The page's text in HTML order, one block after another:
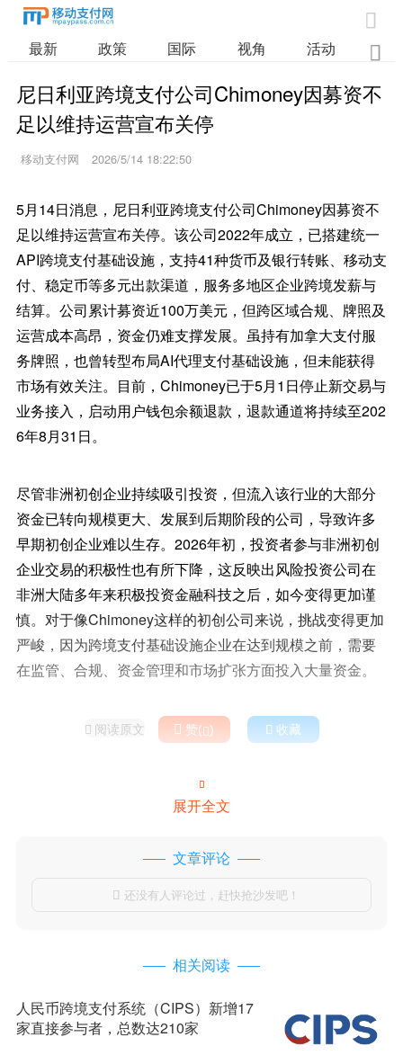

最新 政策 国际 视角 活动 业

尼日利亚跨境支付公司Chimoney因募资不
足以维持运营宣布关停
移动支付网 2026/5/14 18:22:50
5月14日消息，尼日利亚跨境支付公司Chimoney因募资不
足以维持运营宣布关停。该公司2022年成立，已搭建统一
API跨境支付基础设施，支持41种货币及银行转账、移动支
付、稳定币等多元出款渠道，服务多地区企业跨境发薪与
结算。公司累计募资近100万美元，但跨区域合规、牌照及
运营成本高昂，资金仍难支撑发展。虽持有加拿大支付服
务牌照，也曾转型布局AI代理支付基础设施，但未能获得
市场有效关注。目前，Chimoney已于5月1日停止新交易与
业务接入，启动用户钱包余额退款，退款通道将持续至202
6年8月31日。
尽管非洲初创企业持续吸引投资，但流入该行业的大部分
资金已转向规模更大、发展到后期阶段的公司，导致许多
早期初创企业难以生存。2026年初，投资者参与非洲初创
企业交易的积极性也有所下降，这反映出风险投资公司在
非洲大陆多年来积极投资金融科技之后，如今变得更加谨
慎。对于像Chimoney这样的初创公司来说，挑战变得更加
严峻，因为跨境支付基础设施企业在达到规模之前，需要
在监管、合规、资金管理和市场扩张方面投入大量资金。
 阅读原文  赞()  收藏

展开全文
文章评论
 还没有人评论过，赶快抢沙发吧！
相关阅读
人民币跨境支付系统（CIPS）新增17
家直接参与者，总数达210家